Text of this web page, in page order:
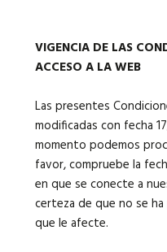
VIGENCIA DE LAS
ACCESO A LA WEB
Las presentes
modificadas con fecha
momento podemos
favor, compruebe la
en que se conecte a
certeza de que no se
que le afecte.